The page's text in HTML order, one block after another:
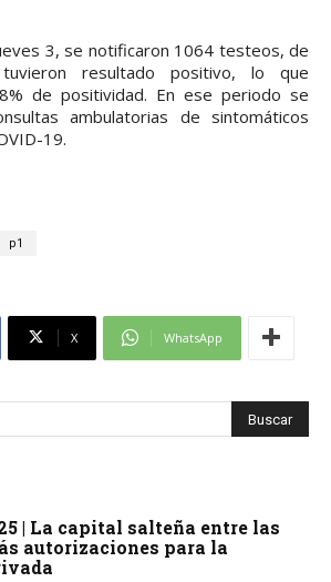
3, se notificaron 1064 testeos, de
resultado positivo, lo que
de positividad. En ese periodo se
ambulatorias de sintomáticos
19.
p1
X WhatsApp
| La capital salteña entre las
autorizaciones para la